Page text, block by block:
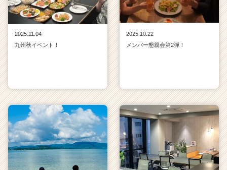
2025.11.04
九州秋イベント！
2025.10.22
メンバー懇親会第2弾！